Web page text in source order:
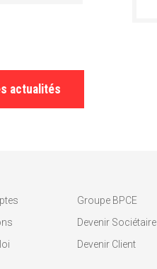
actualités
Groupe BPCE
Devenir Sociétaire
Devenir Client